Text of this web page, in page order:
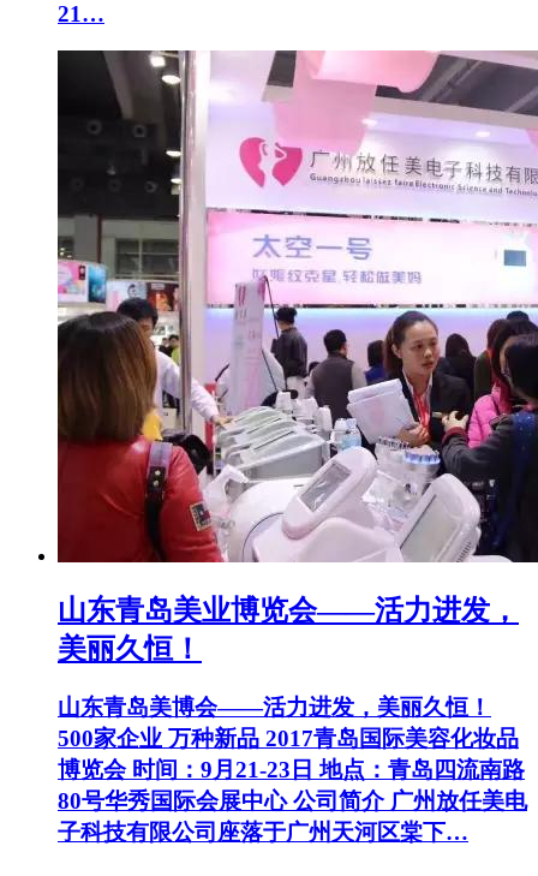
21…
山东青岛美业博览会——活力进发，
美丽久恒！
山东青岛美博会——活力进发，美丽久恒！
500家企业 万种新品 2017青岛国际美容化妆品
博览会 时间：9月21-23日 地点：青岛四流南路
80号华秀国际会展中心 公司简介 广州放任美电
子科技有限公司座落于广州天河区棠下…